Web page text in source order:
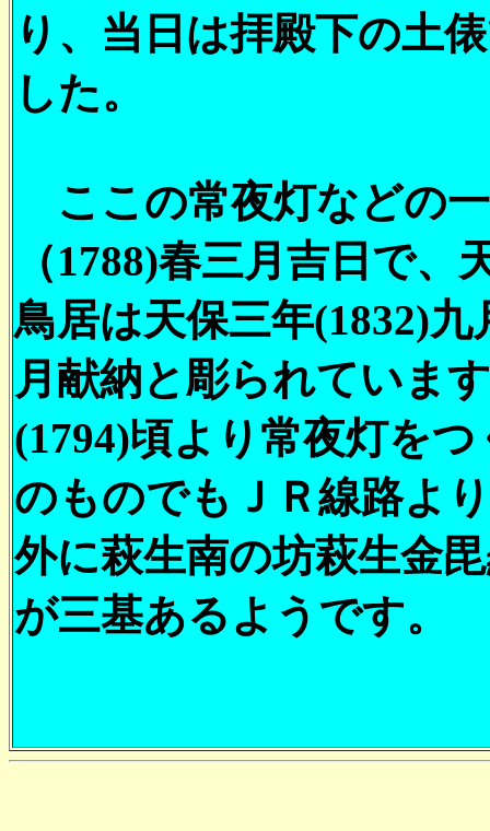
り、当日は拝殿下の土
した。
ここの常夜灯などの
（1788)春三月吉日で
鳥居は天保三年(1832)
月献納と彫られていま
(1794)頃より常夜灯を
のものでもＪＲ線路よ
外に萩生南の坊萩生金
が三基あるようです。